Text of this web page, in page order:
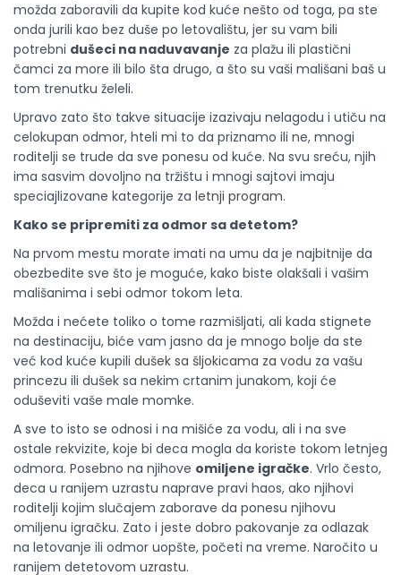
možda zaboravili da kupite kod kuće nešto od toga, pa ste
onda jurili kao bez duše po letovalištu, jer su vam bili
potrebni dušeci na naduvavanje za plažu ili plastični
čamci za more ili bilo šta drugo, a što su vaši mališani baš u
tom trenutku želeli.
Upravo zato što takve situacije izazivaju nelagodu i utiču na
celokupan odmor, hteli mi to da priznamo ili ne, mnogi
roditelji se trude da sve ponesu od kuće. Na svu sreću, njih
ima sasvim dovoljno na tržištu i mnogi sajtovi imaju
speciajlizovane kategorije za letnji program.
Kako se pripremiti za odmor sa detetom?
Na prvom mestu morate imati na umu da je najbitnije da
obezbedite sve što je moguće, kako biste olakšali i vašim
mališanima i sebi odmor tokom leta.
Možda i nećete toliko o tome razmišljati, ali kada stignete
na destinaciju, biće vam jasno da je mnogo bolje da ste
već kod kuće kupili dušek sa šljokicama za vodu za vašu
princezu ili dušek sa nekim crtanim junakom, koji će
oduševiti vaše male momke.
A sve to isto se odnosi i na mišiće za vodu, ali i na sve
ostale rekvizite, koje bi deca mogla da koriste tokom letnjeg
odmora. Posebno na njihove omiljene igračke. Vrlo često,
deca u ranijem uzrastu naprave pravi haos, ako njihovi
roditelji kojim slučajem zaborave da ponesu njihovu
omiljenu igračku. Zato i jeste dobro pakovanje za odlazak
na letovanje ili odmor uopšte, početi na vreme. Naročito u
ranijem detetovom uzrastu.